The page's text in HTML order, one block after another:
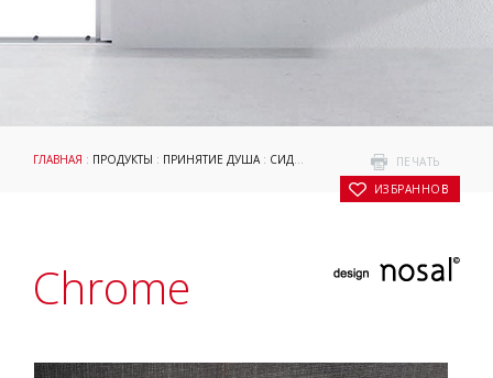
ПЕЧАТЬ
В ИЗБРАННОЕ
ГЛАВНАЯ : ПРОДУКТЫ : ПРИНЯТИЕ ДУША: СИДЕНЬЯ : CHROME
Chrome